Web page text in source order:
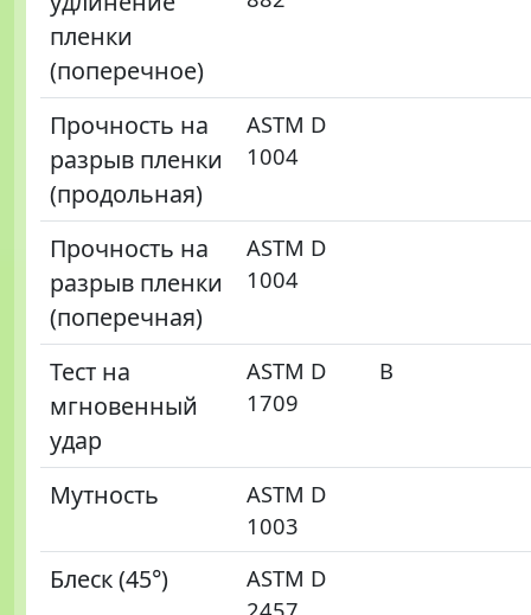
пленки
(поперечное)
Прочность на
разрыв пленки
(продольная)
ASTM D
1004
Прочность на
разрыв пленки
(поперечная)
ASTM D
1004
Тест на
мгновенный
удар
ASTM D
1709
В
Мутность
ASTM D
1003
Блеск (45°)
ASTM D